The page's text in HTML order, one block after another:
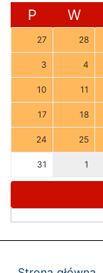
P W
27 28
3 4
10 11
17 18
24 25
31 1